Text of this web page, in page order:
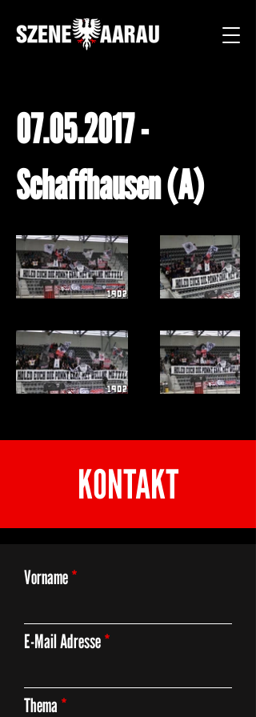
07.05.2017-
Schaffhausen (A)
KONTAKT
Vorname
E-Mail Adresse
Thema